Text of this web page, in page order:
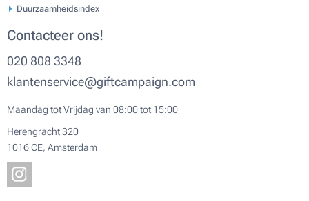
Duurzaamheidsindex
Contacteer ons!
020 808 3348
klantenservice@giftcampaign.com
Maandag tot Vrijdag van 08:00 tot 15:00
Herengracht 320
1016 CE, Amsterdam